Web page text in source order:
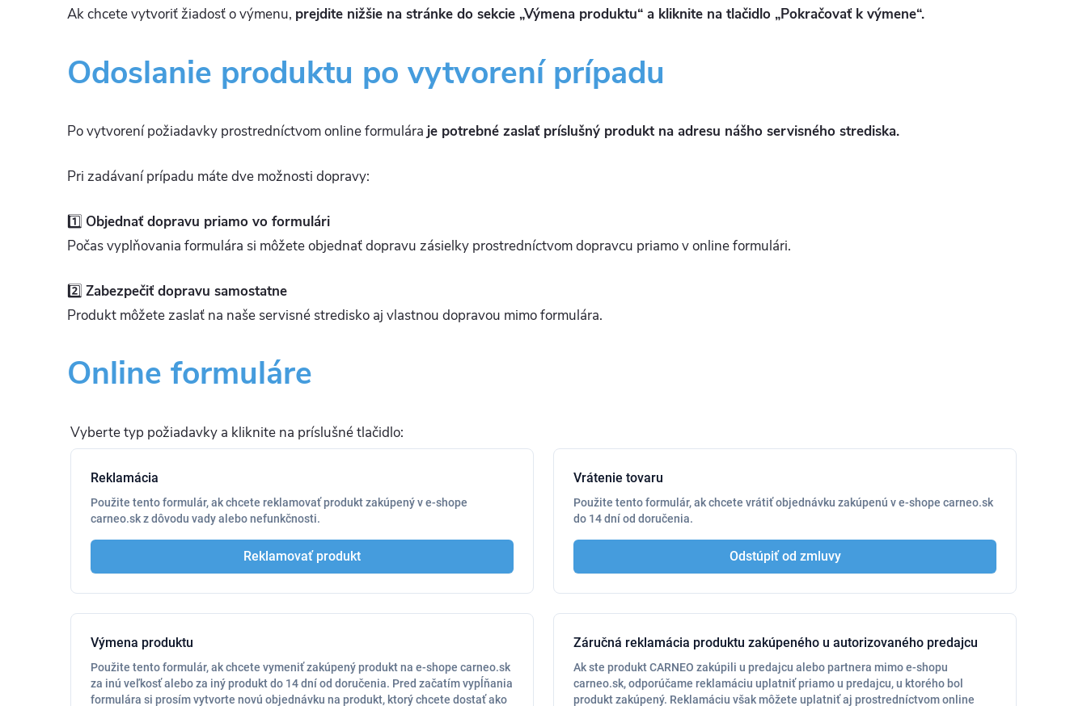
Ak chcete vytvoriť žiadosť o výmenu, prejdite nižšie na stránke do sekcie „Výmena produktu“ a kliknite na tlačidlo „Pokračovať k výmene“.
Odoslanie produktu po vytvorení prípadu
Po vytvorení požiadavky prostredníctvom online formulára je potrebné zaslať príslušný produkt na adresu nášho servisného strediska.
Pri zadávaní prípadu máte dve možnosti dopravy:
1️⃣ Objednať dopravu priamo vo formulári
Počas vyplňovania formulára si môžete objednať dopravu zásielky prostredníctvom dopravcu priamo v online formulári.
2️⃣ Zabezpečiť dopravu samostatne
Produkt môžete zaslať na naše servisné stredisko aj vlastnou dopravou mimo formulára.
Online formuláre
Vyberte typ požiadavky a kliknite na príslušné tlačidlo: